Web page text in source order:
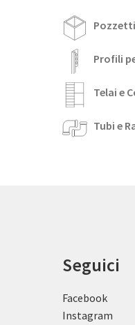
Profili
Telai e
Tubi e
Seguici
Facebook
Instagram